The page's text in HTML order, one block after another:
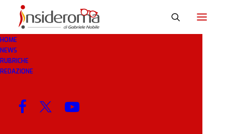
HOME
NEWS
RUBRICHE
REDAZIONE
CONFESSA
MENU